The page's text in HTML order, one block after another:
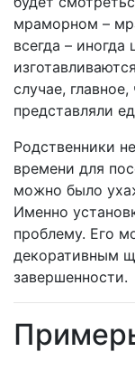
мраморном –
всегда – иногда
случае,
представляли
Родственники
времени для
можно было
Именно
проблему. Его
декоративным
завершенности.